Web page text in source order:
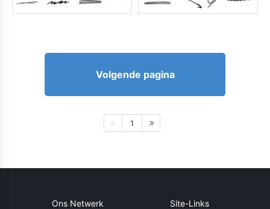
Volgende pagina
1
Ons Netwerk Site-Links